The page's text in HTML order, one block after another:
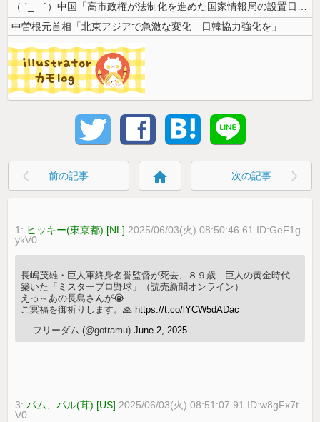
（ ´_ゝ`）中国「高市政権が法制化を進めた国家情報局の設置日が7月3...
中曽根元首相「北東アジアで急激な変化 日韓協力強化を」
前の記事 home 次の記事
1: ヒッキー(東京都) [NL] 2025/06/03(火) 08:50:46.61 ID:GeF1g
ykV0
長嶋茂雄・巨人軍終身名誉監督が死去、８９歳…巨人の黄金時代
築いた「ミスタープロ野球」（読売新聞オンライン）
えっ～あの長島さんが😭
ご冥福を御祈りします。🙏 https://t.co/lYCW5dADac
— フリーダム (@gotramu)June 2, 2025
3:パム、パル(茸) [US] 2025/06/03(火) 08:51:07.91 ID:w8gFx7t
V0